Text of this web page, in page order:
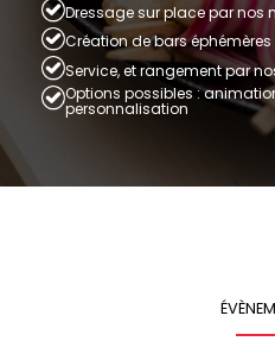
Dressage sur place par nos
Création de bars éphémères
Service, et rangement par
Options possibles :
personnalisation